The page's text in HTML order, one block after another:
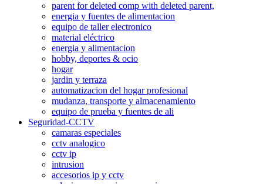
parent for deleted comp with deleted parent,
energia y fuentes de alimentacion
equipo de taller electronico
material eléctrico
energia y alimentacion
hobby, deportes & ocio
hogar
jardin y terraza
automatizacion del hogar profesional
mudanza, transporte y almacenamiento
equipo de prueba y fuentes de ali
Seguridad-CCTV
camaras especiales
cctv analogico
cctv ip
intrusion
accesorios ip y cctv